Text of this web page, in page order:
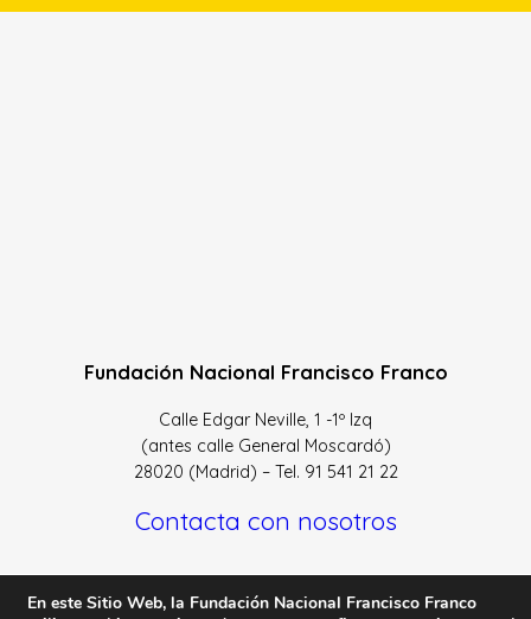
Fundación Nacional Francisco Franco
Calle Edgar Neville, 1 -1º Izq
(antes calle General Moscardó)
28020 (Madrid) – Tel. 91 541 21 22
Contacta con nosotros
En este Sitio Web, la Fundación Nacional Francisco Franco